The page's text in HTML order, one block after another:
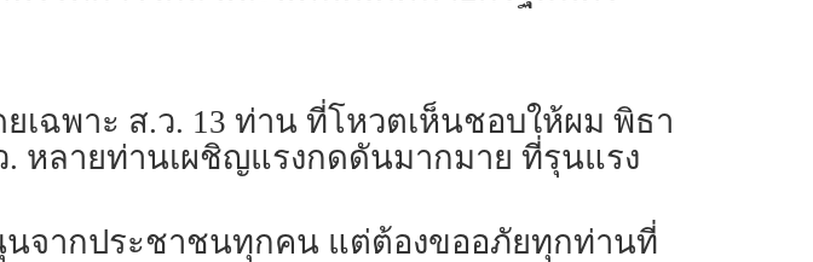
ฉพาะ ส.ว. 13 ท่าน ที่โหวตเห็นชอบให้ผม พิธา
หลายท่านเผชิญแรงกดดันมากมาย ที่รุนแรง
จากประชาชนทุกคน แต่ต้องขออภัยทุกท่านที่